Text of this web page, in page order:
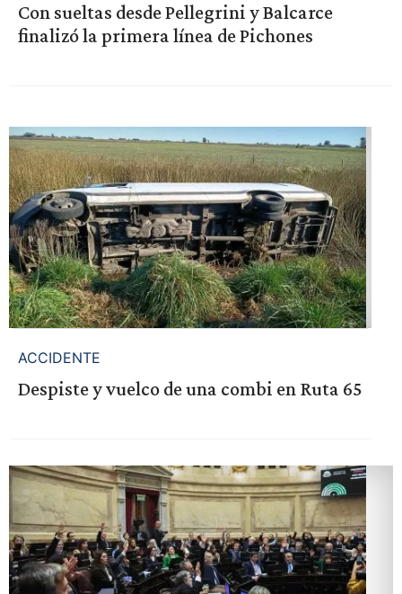
Con sueltas desde Pellegrini y Balcarce
finalizó la primera línea de Pichones
ACCIDENTE
Despiste y vuelco de una combi en Ruta 65